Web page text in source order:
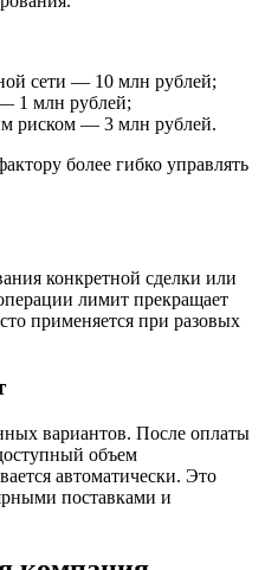
сети — 10 млн рублей;
1 млн рублей;
риском — 3 млн рублей.
более гибко управлять
конкретной сделки или
лимит прекращает
применяется при разовых
вариантов. После оплаты
объем
автоматически. Это
поставками и